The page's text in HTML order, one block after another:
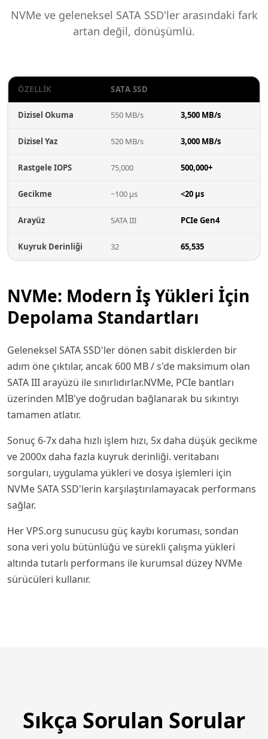
NVMe ve geleneksel SATA SSD'ler arasındaki fark
artan değil, dönüşümlü.
ÖZELLIK SATA SSD
Dizisel Okuma 550 MB/s 3,500 MB/s
Dizisel Yaz 520 MB/s 3,000 MB/s
Rastgele IOPS 75,000 500,000+
Gecikme ~100 µs <20 µs
Arayüz SATA III PCIe Gen4
Kuyruk Derinliği 32 65,535
NVMe: Modern İş Yükleri İçin
Depolama Standartları
Geleneksel SATA SSD'ler dönen sabit disklerden bir
adım öne çıktılar, ancak 600 MB / s'de maksimum olan
SATA III arayüzü ile sınırlıdırlar.NVMe, PCIe bantları
üzerinden MİB'ye doğrudan bağlanarak bu sıkıntıyı
tamamen atlatır.
Sonuç 6-7x daha hızlı işlem hızı, 5x daha düşük gecikme
ve 2000x daha fazla kuyruk derinliği. veritabanı
sorguları, uygulama yükleri ve dosya işlemleri için
NVMe SATA SSD'lerin karşılaştırılamayacak performans
sağlar.
Her VPS.org sunucusu güç kaybı koruması, sondan
sona veri yolu bütünlüğü ve sürekli çalışma yükleri
altında tutarlı performans ile kurumsal düzey NVMe
sürücüleri kullanır.
Sıkça Sorulan Sorular